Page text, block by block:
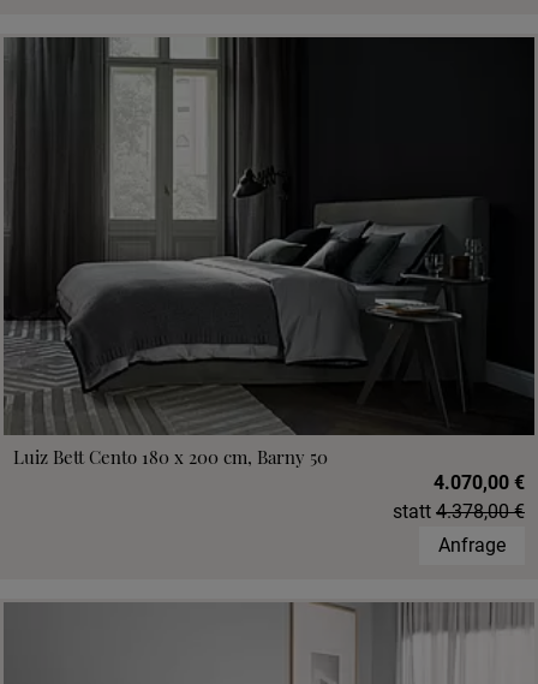
Luiz Bett Cento 180 x 200 cm, Barny 50
4.070,00 €
statt 4.378,00 €
Anfrage